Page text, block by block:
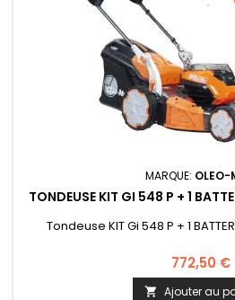
MARQUE: OLEO-
TONDEUSE KIT GI 548 P + 1
Tondeuse KIT Gi 548 P + 1
772,50 €
 Ajouter au